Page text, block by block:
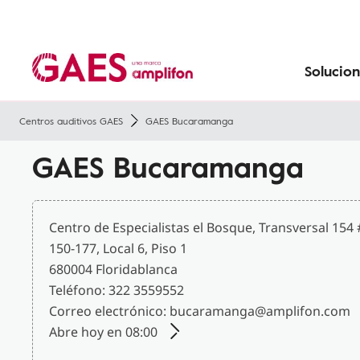
Pérdida de audición en niños
Centros auditivos GAES GAES Bucaramanga
GAES Bucaramanga
Centro de Especialistas el Bosque, Transversal 154
150-177, Local 6, Piso 1
680004 Floridablanca
Teléfono: 322 3559552
Correo electrónico: bucaramanga@amplifon.com
Abre hoy en 08:00